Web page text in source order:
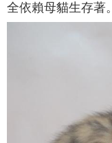
全依賴母貓生存著。